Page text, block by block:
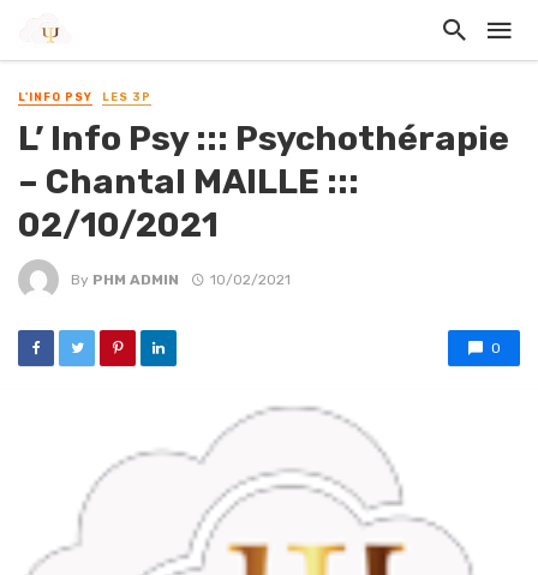
L'INFO PSY LES 3P
L’ Info Psy ::: Psychothérapie
– Chantal MAILLE :::
02/10/2021
By PHM ADMIN 10/02/2021
0